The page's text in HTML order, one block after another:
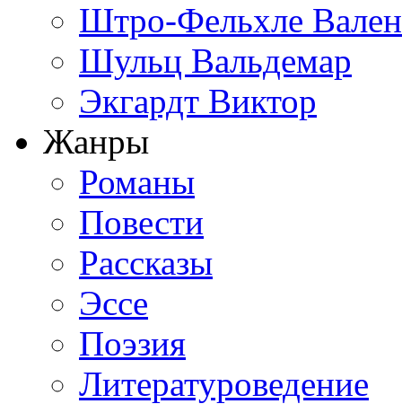
Штро-Фельхле
Шульц Вальдемар
Экгардт Виктор
Жанры
Романы
Повести
Рассказы
Эссе
Поэзия
Литературоведение